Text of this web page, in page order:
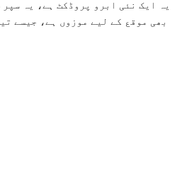
یہ ایک نئی ابرو پروڈکٹ ہے، یہ
بھی موقع کے لیے موزوں ہے، جیسے